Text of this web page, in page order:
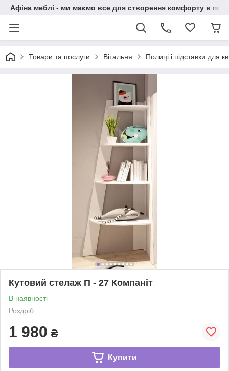
Афіна меблі - ми маємо все для створення комфорту в
Товари та послуги Вітальня Полиці і підставки для
Кутовий стелаж П - 27 Компаніт
В наявності
Роздріб
1 980 ₴
Купити